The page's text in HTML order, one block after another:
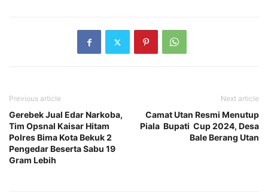
Previous article
Gerebek Jual Edar Narkoba,
Tim Opsnal Kaisar Hitam
Polres Bima Kota Bekuk 2
Pengedar Beserta Sabu 19
Gram Lebih
Next article
Camat Utan Resmi Menutup
Piala Bupati Cup 2024, Desa
Bale Berang Utan